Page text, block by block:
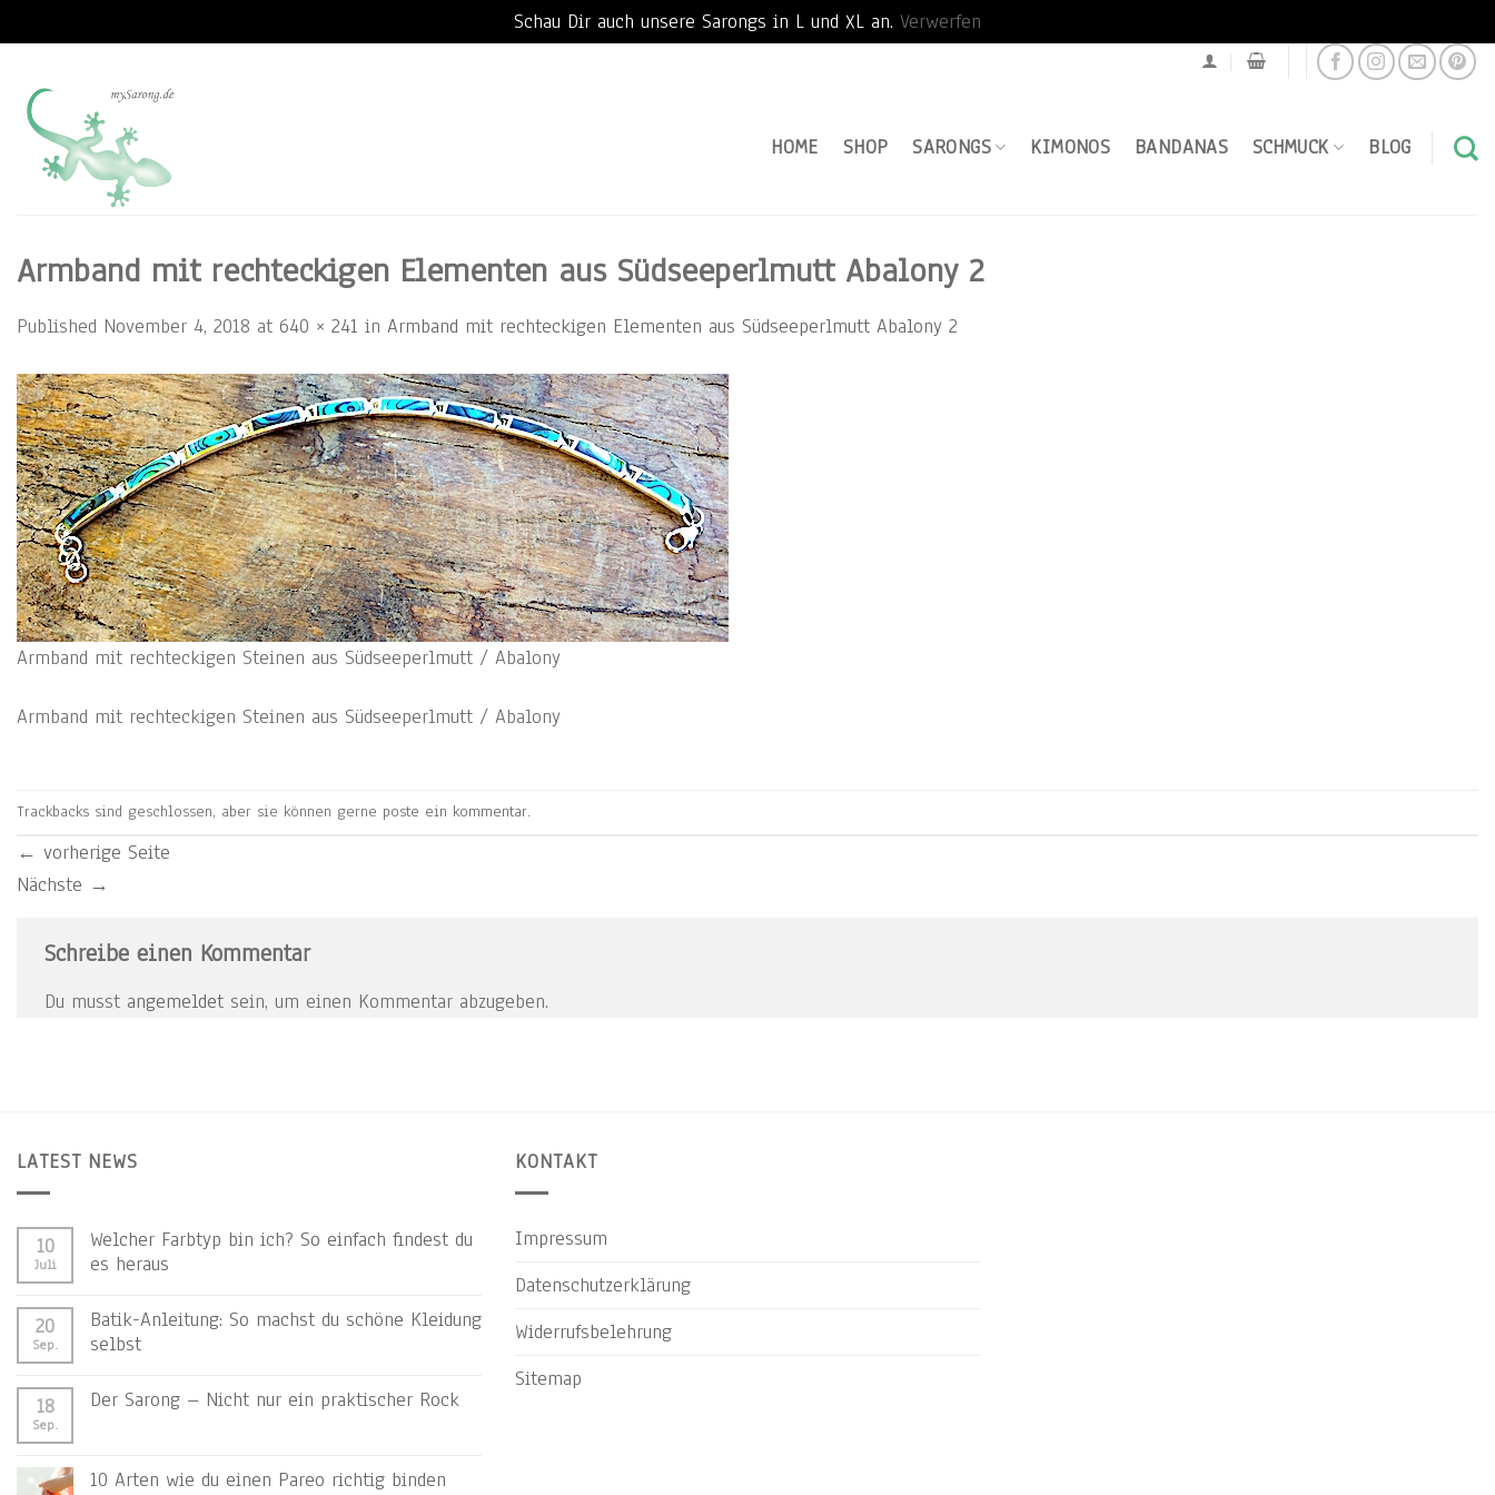
Schau Dir auch unsere Sarongs in L und XL an. Verwerfen
content
HOME
SHOP SARONGS KIMONOS BANDANAS SCHMUCK BLOG
Armband mit rechteckigen Elementen aus Südseeperlmutt Abalony 2
Published November 4, 2018 at 640 × 241 in Armband mit rechteckigen Elementen aus Südseeperlmutt Abalony 2
Armband mit rechteckigen Steinen aus Südseeperlmutt / Abalony
Armband mit rechteckigen Steinen aus Südseeperlmutt / Abalony
Trackbacks sind geschlossen, aber sie können gerne poste ein kommentar.
← vorherige Seite
Nächste →
Schreibe einen Kommentar
Du musst angemeldet sein, um einen Kommentar abzugeben.
LATEST NEWS
10
Juli
Welcher Farbtyp bin ich? So einfach findest du
es heraus
20
Sep.
Batik-Anleitung: So machst du schöne Kleidung
selbst
18
Sep.
Der Sarong – Nicht nur ein praktischer Rock
10 Arten wie du einen Pareo richtig binden
KONTAKT
Impressum
Datenschutzerklärung
Widerrufsbelehrung
Sitemap